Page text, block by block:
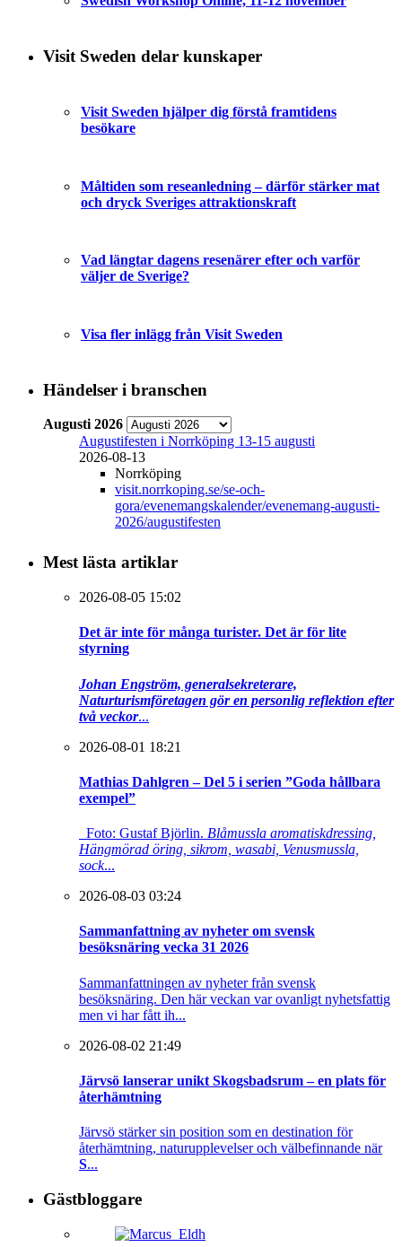
Visit Sweden delar kunskaper
Visit Sweden hjälper dig förstå framtidens
besökare
Måltiden som reseanledning – därför stärker mat
och dryck Sveriges attraktionskraft
Vad längtar dagens resenärer efter och varför
väljer de Sverige?
Visa fler inlägg från Visit Sweden
Händelser i branschen
Augusti 2026
Augustifesten i Norrköping 13-15 augusti
2026-08-13
Norrköping
visit.norrkoping.se/se-och-
gora/evenemangskalender/evenemang-augusti-
2026/augustifesten
Mest lästa artiklar
2026-08-05 15:02
Det är inte för många turister. Det är för lite
styrning
Johan Engström, generalsekreterare,
Naturturismföretagen gör en personlig reflektion efter
två veckor...
2026-08-01 18:21
Mathias Dahlgren – Del 5 i serien ”Goda hållbara
exempel”
Foto: Gustaf Björlin. Blåmussla aromatiskdressing,
Hängmörad öring, sikrom, wasabi, Venusmussla,
sock...
2026-08-03 03:24
Sammanfattning av nyheter om svensk
besöksnäring vecka 31 2026
Sammanfattningen av nyheter från svensk
besöksnäring. Den här veckan var ovanligt nyhetsfattig
men vi har fått ih...
2026-08-02 21:49
Järvsö lanserar unikt Skogsbadsrum – en plats för
återhämtning
Järvsö stärker sin position som en destination för
återhämtning, naturupplevelser och välbefinnande när
S...
Gästbloggare